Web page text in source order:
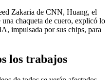
Zakaria de CNN, Huang, el
chaqueta de cuero, explicó lo
impulsada por sus chips, para
los trabajos